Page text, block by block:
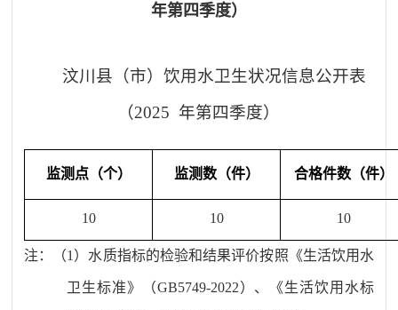
年第四季度）
汶川县 （市）饮用水卫生状况信息公开表
（2025 年第四季度）
监测点（个） 监测数（件） 合格件数（件）
10 10 10
注 ：（1 ）水质指标的检验和结果评价按照《生活饮用水
卫生标准》（GB5749-2022）、《生活饮用水标